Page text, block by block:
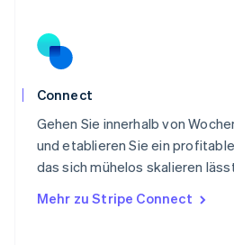
Connect
Gehen Sie innerhalb von
und etablieren Sie ein
das sich mühelos skalieren
Mehr zu Stripe Connect
Schweden
Svenska
Deutsch
Singapur
English 简体中文
Slowakei
English
Slowenien